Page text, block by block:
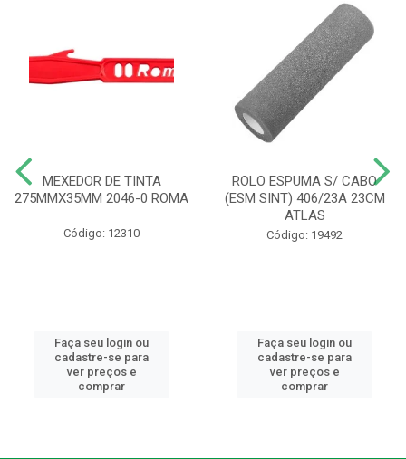
MEXEDOR DE TINTA
275MMX35MM 2046-0 ROMA
Código: 12310
Faça seu login ou
cadastre-se para
ver preços e
comprar
ROLO ESPUMA S/ CABO
(ESM SINT) 406/23A 23CM
ATLAS
Código: 19492
Faça seu login ou
cadastre-se para
ver preços e
comprar